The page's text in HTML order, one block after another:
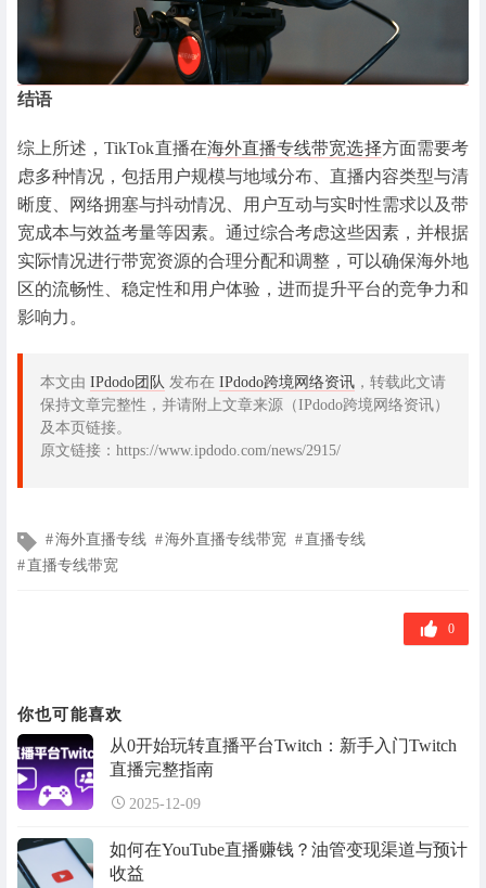
结语
综上所述，TikTok直播在海外直播专线带宽选择方面需要考
虑多种情况，包括用户规模与地域分布、直播内容类型与清
晰度、网络拥塞与抖动情况、用户互动与实时性需求以及带
宽成本与效益考量等因素。通过综合考虑这些因素，并根据
实际情况进行带宽资源的合理分配和调整，可以确保海外地
区的流畅性、稳定性和用户体验，进而提升平台的竞争力和
影响力。
本文由 IPdodo团队 发布在 IPdodo跨境网络资讯 ，转载此文请
保持文章完整性，并请附上文章来源（IPdodo跨境网络资讯）
及本页链接。
原文链接：https://www.ipdodo.com/news/2915/
文
章
标
海外直播专线 海外直播专线带宽
直播专线
直播专线带宽
0
你也可能喜欢
从0开始玩转直播平台Twitch：新手入门Twitch
直播完整指南
2025-12-09
如何在YouTube直播赚钱？油管变现渠道与预计
收益